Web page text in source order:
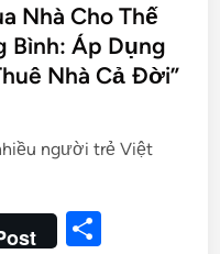
Nhà Cho Thế
Bình: Áp Dụng
Nhà Cả Đời”
người trẻ Việt